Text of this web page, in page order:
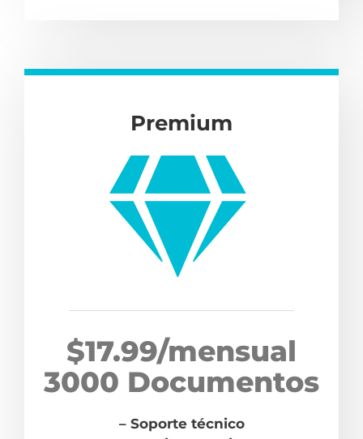
Premium
$17.99/mensual
3000 Documentos
– Soporte técnico